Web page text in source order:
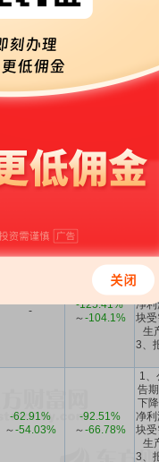
绩变动同比
123.72%～
159.48%
主
报
归
～-69.15%
18.62%
主
报
归
主
报
归
-
-125.41%
～-104.1%
1、
告
下
净利
块
生
3、
-62.91%
～-54.03%
-92.51%
～-66.78%
1、
告
下
净
块
生
3、